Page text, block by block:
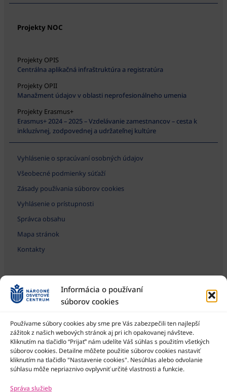
Informácia o používaní
súborov cookies
Používame súbory cookies aby sme pre Vás zabezpečili ten najlepší
zážitok z našich webových stránok aj pri ich opakovanej návšteve.
Kliknutím na tlačidlo “Prijať” nám udelíte Váš súhlas s použitím všetkých
súborov cookies. Detailne môžete použitie súborov cookies nastaviť
kliknutím na tlačidlo "Nastavenie cookies". Nesúhlas alebo odvolanie
súhlasu môže nepriaznivo ovplyvniť určité vlastnosti a funkcie.
Správa služieb
Projekty NOC
Projekty OPIS
Centrálna aplikačná infraštruktúra a registratúra
Projekty OPII
Manažment údajov v oblasti neprofesionálneho umenia
Projekty Erasmus+
Erasmus+ 2024 – 2025 – Vzdelávanie zamestnancov – cesta k
inkluzívnej, zodpovednej a udržateľnej kultúre
Vyhlásenie o spracúvaní osobných údajov
Všeobecné podmienky súťaží
Zásady používania súborov cookies
Vyhlásenie o prístupnosti
Správca obsahu
Mapa stránok
Kontakty
Národné osvetové centrum je štátna príspevková organizácia
Ministerstva kultúry SR